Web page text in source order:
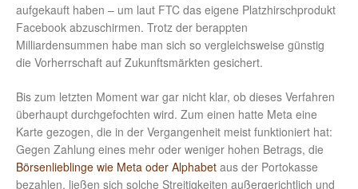
aufgekauft haben – um laut FTC das eigene Platzhirschprodukt
Facebook abzuschirmen. Trotz der berappten
Milliardensummen habe man sich so vergleichsweise günstig
die Vorherrschaft auf Zukunftsmärkten gesichert.
Bis zum letzten Moment war gar nicht klar, ob dieses Verfahren
überhaupt durchgefochten wird. Zum einen hatte Meta eine
Karte gezogen, die in der Vergangenheit meist funktioniert hat:
Gegen Zahlung eines mehr oder weniger hohen Betrags, die
Börsenlieblinge wie Meta oder Alphabet aus der Portokasse
bezahlen, ließen sich solche Streitigkeiten außergerichtlich und